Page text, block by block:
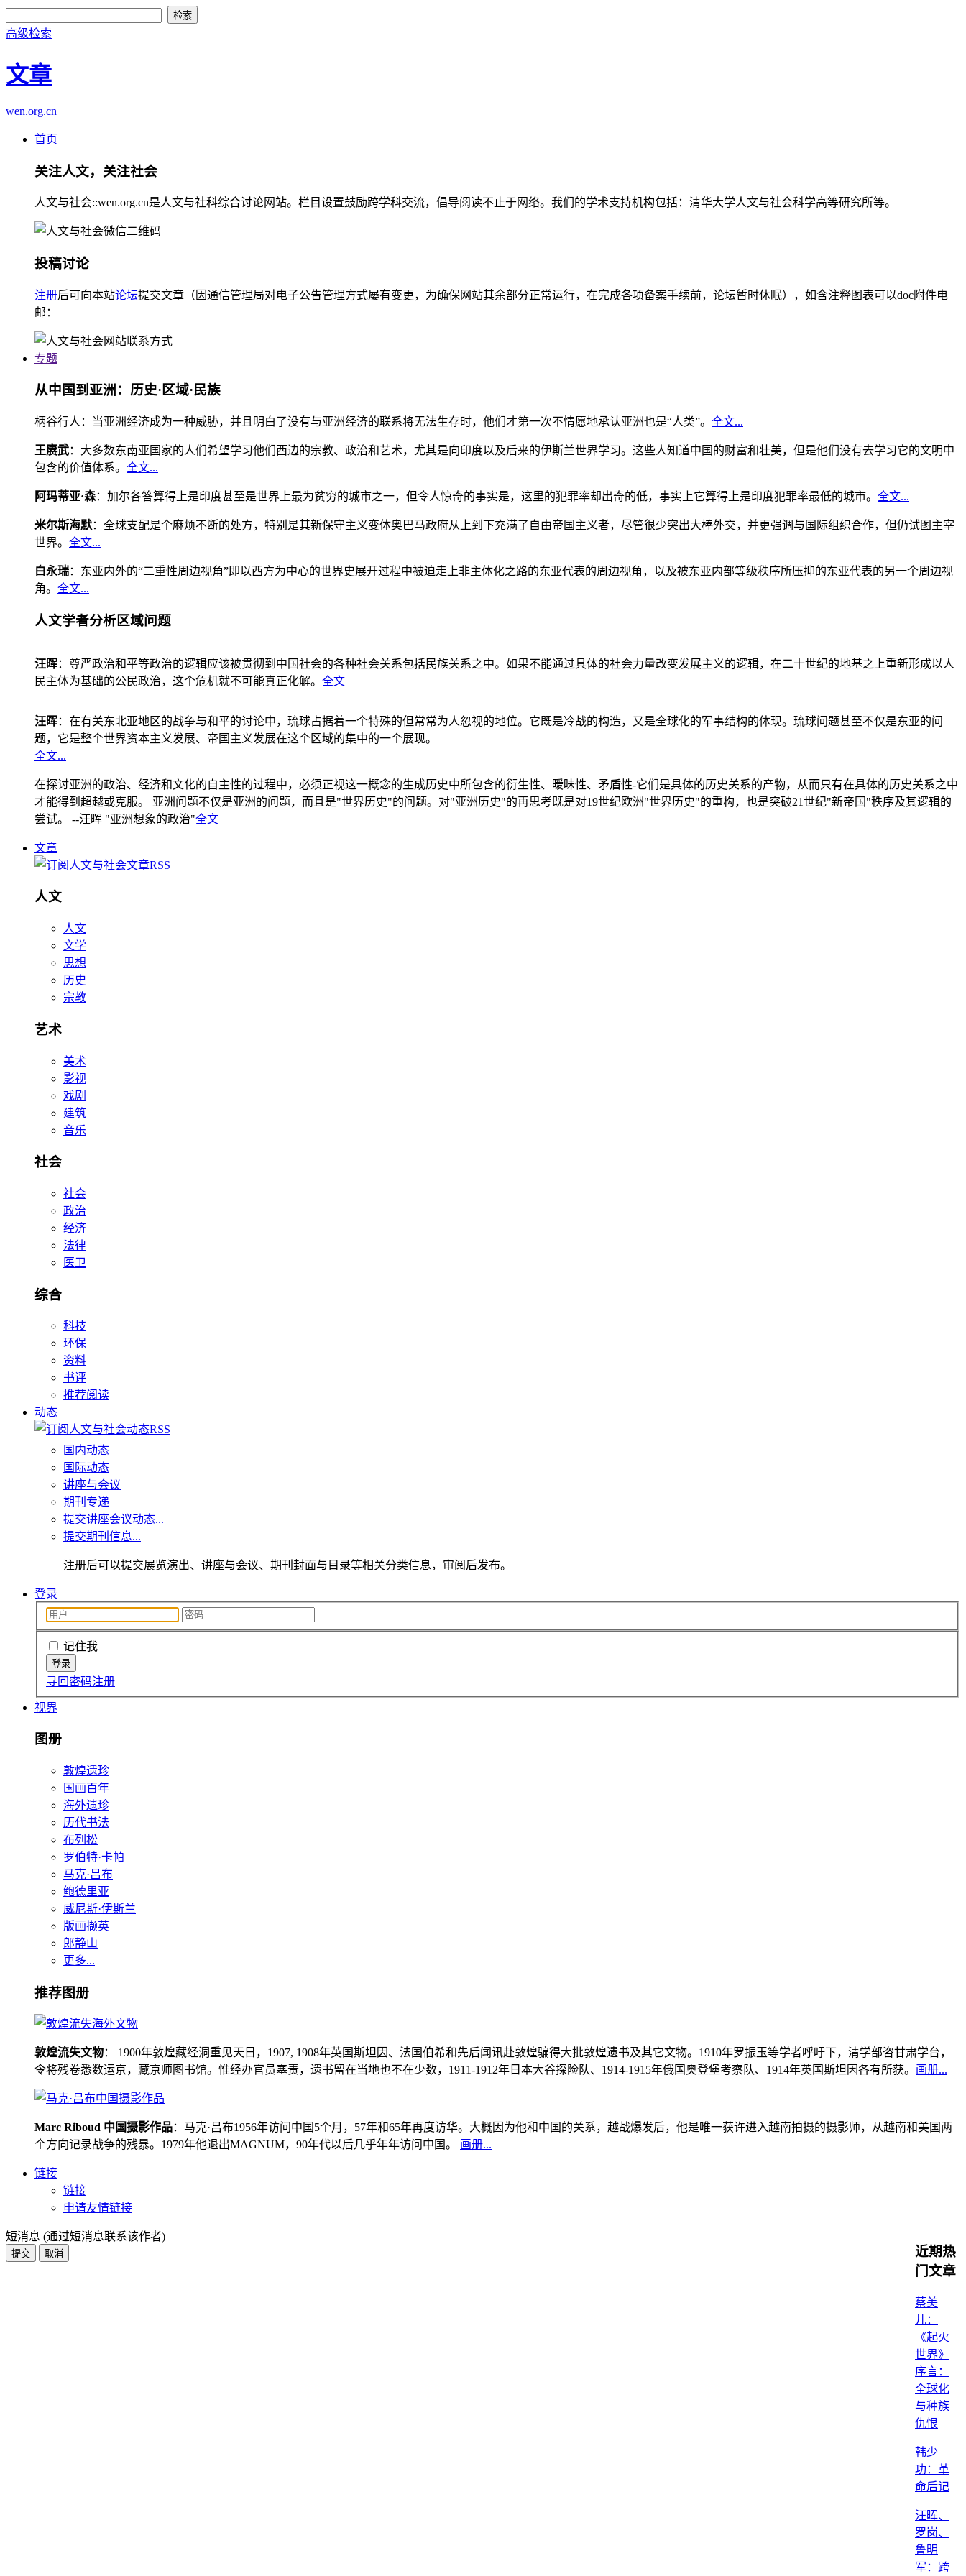
高级检索
文章
wen.org.cn
首页
关注人文，关注社会
人文与社会::wen.org.cn是人文与社科综合讨论网站。栏目设置鼓励跨学科交流，倡导阅读不止于网络。我们的学术支持机构包括：清华大学人文与社会科学高等研究所等。
投稿讨论
注册后可向本站论坛提交文章（因通信管理局对电子公告管理方式屡有变更，为确保网站其余部分正常运行，在完成各项备案手续前，论坛暂时休眠），如含注释图表可以doc附件电
邮：
专题
从中国到亚洲：历史·区域·民族
柄谷行人：当亚洲经济成为一种威胁，并且明白了没有与亚洲经济的联系将无法生存时，他们才第一次不情愿地承认亚洲也是“人类”。 全文...
王赓武：大多数东南亚国家的人们希望学习他们西边的宗教、政治和艺术，尤其是向印度以及后来的伊斯兰世界学习。这些人知道中国的财富和壮美，但是他们没有去学习它的文明中
包含的价值体系。 全文...
阿玛蒂亚·森：加尔各答算得上是印度甚至是世界上最为贫穷的城市之一，但令人惊奇的事实是，这里的犯罪率却出奇的低，事实上它算得上是印度犯罪率最低的城市。 全文...
米尔斯海默：全球支配是个麻烦不断的处方，特别是其新保守主义变体奥巴马政府从上到下充满了自由帝国主义者，尽管很少突出大棒外交，并更强调与国际组织合作，但仍试图主宰
世界。 全文...
白永瑞：东亚内外的“二重性周边视角”即以西方为中心的世界史展开过程中被迫走上非主体化之路的东亚代表的周边视角，以及被东亚内部等级秩序所压抑的东亚代表的另一个周边视
角。 全文...
人文学者分析区域问题
汪晖：尊严政治和平等政治的逻辑应该被贯彻到中国社会的各种社会关系包括民族关系之中。如果不能通过具体的社会力量改变发展主义的逻辑，在二十世纪的地基之上重新形成以人
民主体为基础的公民政治，这个危机就不可能真正化解。 全文
汪晖：在有关东北亚地区的战争与和平的讨论中，琉球占据着一个特殊的但常常为人忽视的地位。它既是冷战的构造，又是全球化的军事结构的体现。琉球问题甚至不仅是东亚的问
题，它是整个世界资本主义发展、帝国主义发展在这个区域的集中的一个展现。
全文...
在探讨亚洲的政治、经济和文化的自主性的过程中，必须正视这一概念的生成历史中所包含的衍生性、暧昧性、矛盾性-它们是具体的历史关系的产物，从而只有在具体的历史关系之中
才能得到超越或克服。 亚洲问题不仅是亚洲的问题，而且是"世界历史"的问题。对"亚洲历史"的再思考既是对19世纪欧洲"世界历史"的重构，也是突破21世纪"新帝国"秩序及其逻辑的
尝试。 --汪晖 "亚洲想象的政治"全文
文章
人文
人文
文学
思想
历史
宗教
艺术
美术
影视
戏剧
建筑
音乐
社会
社会
政治
经济
法律
医卫
综合
科技
环保
资料
书评
推荐阅读
动态
国内动态
国际动态
讲座与会议
期刊专递
提交讲座会议动态...
提交期刊信息...
注册后可以提交展览演出、讲座与会议、期刊封面与目录等相关分类信息，审阅后发布。
登录
记住我
寻回密码注册
视界
图册
敦煌遗珍
国画百年
海外遗珍
历代书法
布列松
罗伯特·卡帕
马克·吕布
鲍德里亚
威尼斯·伊斯兰
版画撷英
郎静山
更多...
推荐图册
敦煌流失文物： 1900年敦煌藏经洞重见天日，1907, 1908年英国斯坦因、法国伯希和先后闻讯赴敦煌骗得大批敦煌遗书及其它文物。1910年罗振玉等学者呼吁下，清学部咨甘肃学台，
令将残卷悉数运京，藏京师图书馆。惟经办官员塞责，遗书留在当地也不在少数，1911-1912年日本大谷探险队、1914-1915年俄国奥登堡考察队、1914年英国斯坦因各有所获。 画册...
Marc Riboud 中国摄影作品：马克·吕布1956年访问中国5个月，57年和65年再度访华。大概因为他和中国的关系，越战爆发后，他是唯一获许进入越南拍摄的摄影师，从越南和美国两
个方向记录战争的残暴。1979年他退出MAGNUM，90年代以后几乎年年访问中国。 画册...
链接
链接
申请友情链接
短消息 (通过短消息联系该作者)
近期热
门文章
蔡美
儿：
《起火
世界》
序言：
全球化
与种族
仇恨
韩少
功：革
命后记
汪晖、
罗岗、
鲁明
军：跨